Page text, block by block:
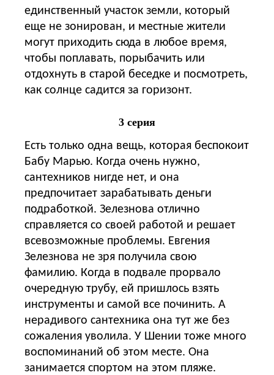
единственный участок земли, который
еще не зонирован, и местные жители
могут приходить сюда в любое время,
чтобы поплавать, порыбачить или
отдохнуть в старой беседке и посмотреть,
как солнце садится за горизонт.
3 серия
Есть только одна вещь, которая беспокоит
Бабу Марью. Когда очень нужно,
сантехников нигде нет, и она
предпочитает зарабатывать деньги
подработкой. Зелезнова отлично
справляется со своей работой и решает
всевозможные проблемы. Евгения
Зелезнова не зря получила свою
фамилию. Когда в подвале прорвало
очередную трубу, ей пришлось взять
инструменты и самой все починить. А
нерадивого сантехника она тут же без
сожаления уволила. У Шении тоже много
воспоминаний об этом месте. Она
занимается спортом на этом пляже.